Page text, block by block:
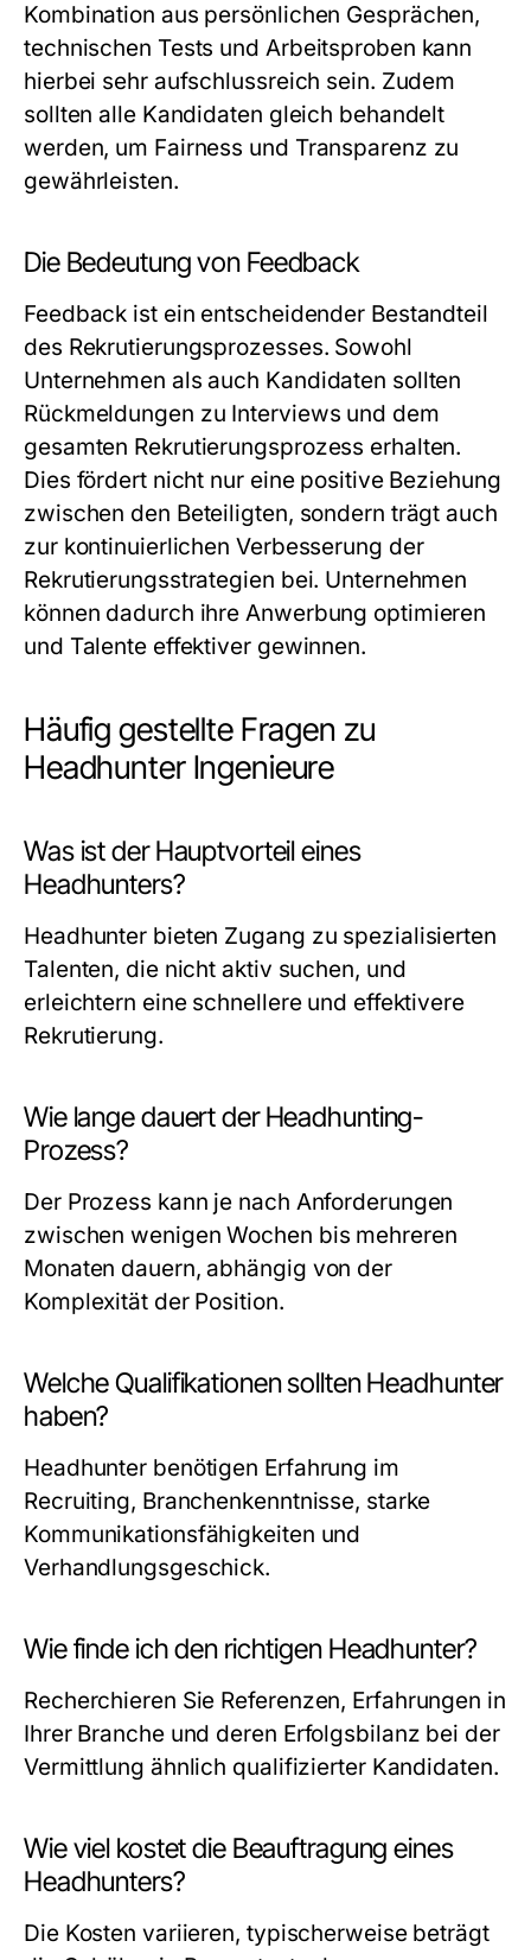
Kombination aus persönlichen Gesprächen,
technischen Tests und Arbeitsproben kann
hierbei sehr aufschlussreich sein. Zudem
sollten alle Kandidaten gleich behandelt
werden, um Fairness und Transparenz zu
gewährleisten.
Die Bedeutung von Feedback
Feedback ist ein entscheidender Bestandteil
des Rekrutierungsprozesses. Sowohl
Unternehmen als auch Kandidaten sollten
Rückmeldungen zu Interviews und dem
gesamten Rekrutierungsprozess erhalten.
Dies fördert nicht nur eine positive Beziehung
zwischen den Beteiligten, sondern trägt auch
zur kontinuierlichen Verbesserung der
Rekrutierungsstrategien bei. Unternehmen
können dadurch ihre Anwerbung optimieren
und Talente effektiver gewinnen.
Häufig gestellte Fragen zu
Headhunter Ingenieure
Was ist der Hauptvorteil eines
Headhunters?
Headhunter bieten Zugang zu spezialisierten
Talenten, die nicht aktiv suchen, und
erleichtern eine schnellere und effektivere
Rekrutierung.
Wie lange dauert der Headhunting-
Prozess?
Der Prozess kann je nach Anforderungen
zwischen wenigen Wochen bis mehreren
Monaten dauern, abhängig von der
Komplexität der Position.
Welche Qualifikationen sollten Headhunter
haben?
Headhunter benötigen Erfahrung im
Recruiting, Branchenkenntnisse, starke
Kommunikationsfähigkeiten und
Verhandlungsgeschick.
Wie finde ich den richtigen Headhunter?
Recherchieren Sie Referenzen, Erfahrungen in
Ihrer Branche und deren Erfolgsbilanz bei der
Vermittlung ähnlich qualifizierter Kandidaten.
Wie viel kostet die Beauftragung eines
Headhunters?
Die Kosten variieren, typischerweise beträgt